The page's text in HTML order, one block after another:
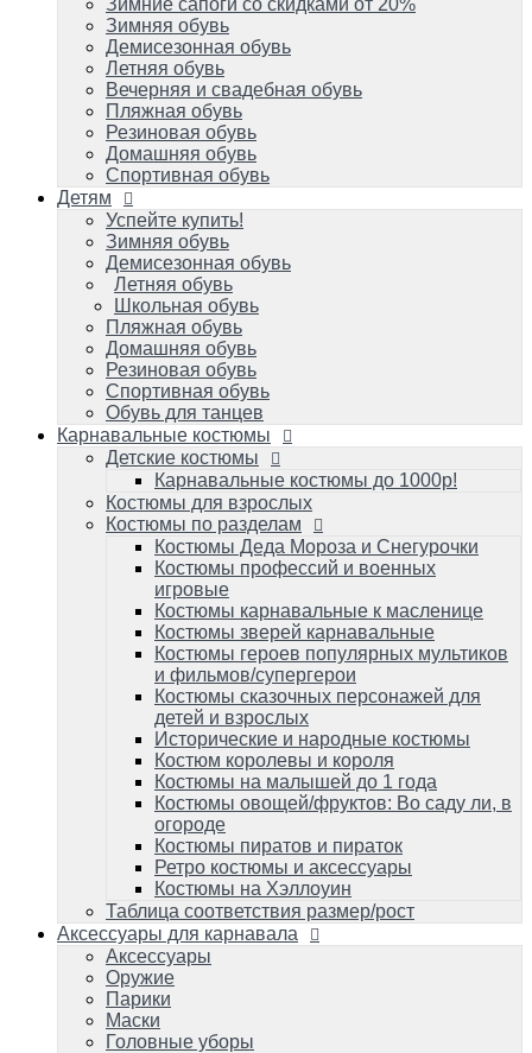
Демисезонная обувь
Летняя обувь
Школьная обувь
Пляжная обувь
Домашняя обувь
Резиновая обувь
Спортивная обувь
Обувь для танцев
Карнавальные костюмы
Детские костюмы
Карнавальные костюмы до 1000р!
Костюмы для взрослых
Костюмы по разделам
Костюмы Деда Мороза и Снегурочки
Костюмы профессий и военных игровые
Костюмы карнавальные к масленице
Костюмы зверей карнавальные
Костюмы героев популярных мультиков
и фильмов/супергерои
Костюмы сказочных персонажей для
детей и взрослых
Исторические и народные костюмы
Костюм королевы и короля
Костюмы на малышей до 1 года
Костюмы овощей/фруктов: Во саду ли, в
огороде
Костюмы пиратов и пираток
Ретро костюмы и аксессуары
Костюмы на Хэллоуин
Таблица соответствия размер/рост
Аксессуары для карнавала
Аксессуары
Оружие
Парики
Маски
Головные уборы
Зимняя обувь
Демисезонная обувь
Летняя обувь
Вечерняя и свадебная обувь
Пляжная обувь
Резиновая обувь
Домашняя обувь
Спортивная обувь
Детям
Успейте купить!
Зимняя обувь
Демисезонная обувь
Летняя обувь
Школьная обувь
Пляжная обувь
Домашняя обувь
Резиновая обувь
Спортивная обувь
Обувь для танцев
Карнавальные костюмы
Детские костюмы
Карнавальные костюмы до 1000р!
Костюмы для взрослых
Костюмы по разделам
Костюмы Деда Мороза и Снегурочки
Костюмы профессий и военных
игровые
Костюмы карнавальные к масленице
Костюмы зверей карнавальные
Костюмы героев популярных мультиков
и фильмов/супергерои
Костюмы сказочных персонажей для
детей и взрослых
Исторические и народные костюмы
Костюм королевы и короля
Костюмы на малышей до 1 года
Костюмы овощей/фруктов: Во саду ли, в
огороде
Костюмы пиратов и пираток
Ретро костюмы и аксессуары
Костюмы на Хэллоуин
Таблица соответствия размер/рост
Аксессуары для карнавала
Аксессуары
Оружие
Парики
Маски
Головные уборы